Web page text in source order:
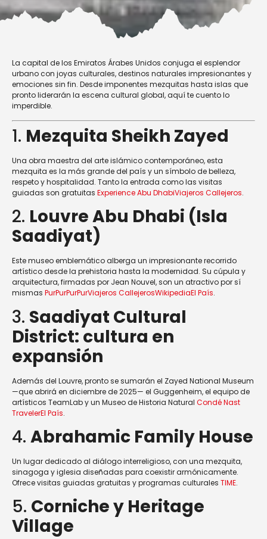
La capital de los Emiratos Árabes Unidos conjuga el esplendor
urbano con joyas culturales, destinos naturales impresionantes y
emociones sin fin. Desde imponentes mezquitas hasta islas que
pronto liderarán la escena cultural global, aquí te cuento lo
imperdible.
1. Mezquita Sheikh Zayed
Una obra maestra del arte islámico contemporáneo, esta
mezquita es la más grande del país y un símbolo de belleza,
respeto y hospitalidad. Tanto la entrada como las visitas
guiadas son gratuitas Experience Abu DhabiViajeros Callejeros.
2. Louvre Abu Dhabi (Isla
Saadiyat)
Este museo emblemático alberga un impresionante recorrido
artístico desde la prehistoria hasta la modernidad. Su cúpula y
arquitectura, firmadas por Jean Nouvel, son un atractivo por sí
mismas PurPurPurPurViajeros CallejerosWikipediaEl País.
3. Saadiyat Cultural
District: cultura en
expansión
Además del Louvre, pronto se sumarán el Zayed National Museum
—que abrirá en diciembre de 2025— el Guggenheim, el equipo de
artísticos TeamLab y un Museo de Historia Natural Condé Nast
TravelerEl País.
4. Abrahamic Family House
Un lugar dedicado al diálogo interreligioso, con una mezquita,
sinagoga y iglesia diseñadas para coexistir armónicamente.
Ofrece visitas guiadas gratuitas y programas culturales TIME.
5. Corniche y Heritage
Village